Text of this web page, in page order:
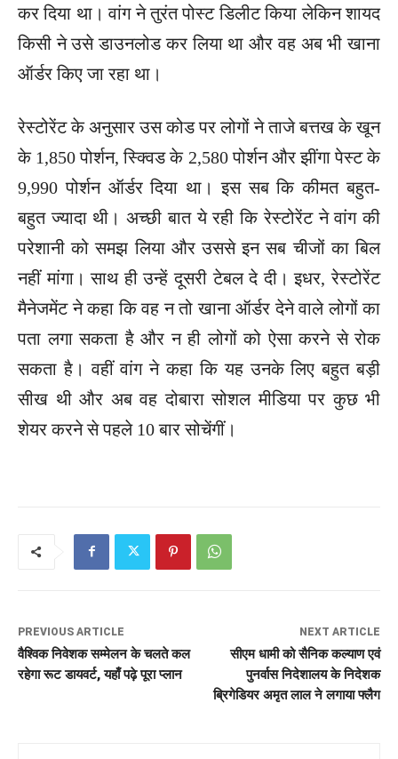
कर दिया था। वांग ने तुरंत पोस्ट डिलीट किया लेकिन शायद
किसी ने उसे डाउनलोड कर लिया था और वह अब भी खाना
ऑर्डर किए जा रहा था।
रेस्टोरेंट के अनुसार उस कोड पर लोगों ने ताजे बत्तख के खून
के 1,850 पोर्शन, स्क्विड के 2,580 पोर्शन और झींगा पेस्ट के
9,990 पोर्शन ऑर्डर दिया था। इस सब कि कीमत बहुत-
बहुत ज्यादा थी। अच्छी बात ये रही कि रेस्टोरेंट ने वांग की
परेशानी को समझ लिया और उससे इन सब चीजों का बिल
नहीं मांगा। साथ ही उन्हें दूसरी टेबल दे दी। इधर, रेस्टोरेंट
मैनेजमेंट ने कहा कि वह न तो खाना ऑर्डर देने वाले लोगों का
पता लगा सकता है और न ही लोगों को ऐसा करने से रोक
सकता है। वहीं वांग ने कहा कि यह उनके लिए बहुत बड़ी
सीख थी और अब वह दोबारा सोशल मीडिया पर कुछ भी
शेयर करने से पहले 10 बार सोचेंगीं।
PREVIOUS ARTICLE
वैश्विक निवेशक सम्मेलन के चलते कल
रहेगा रूट डायवर्ट, यहाँ पढ़े पूरा प्लान
NEXT ARTICLE
सीएम धामी को सैनिक कल्याण एवं
पुनर्वास निदेशालय के निदेशक
ब्रिगेडियर अमृत लाल ने लगाया फ्लैग